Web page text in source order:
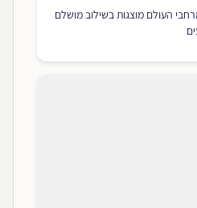
העולם מוצגות בשילוב מושלם